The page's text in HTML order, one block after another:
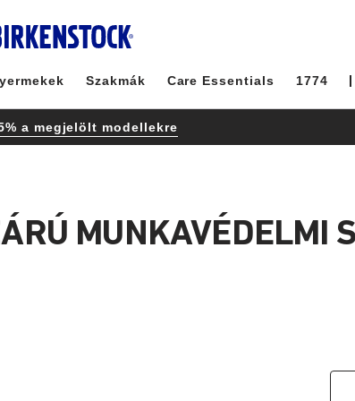
Szakmák Care Essentials 1774
a megjelölt modellekre
MUNKAVÉDELMI